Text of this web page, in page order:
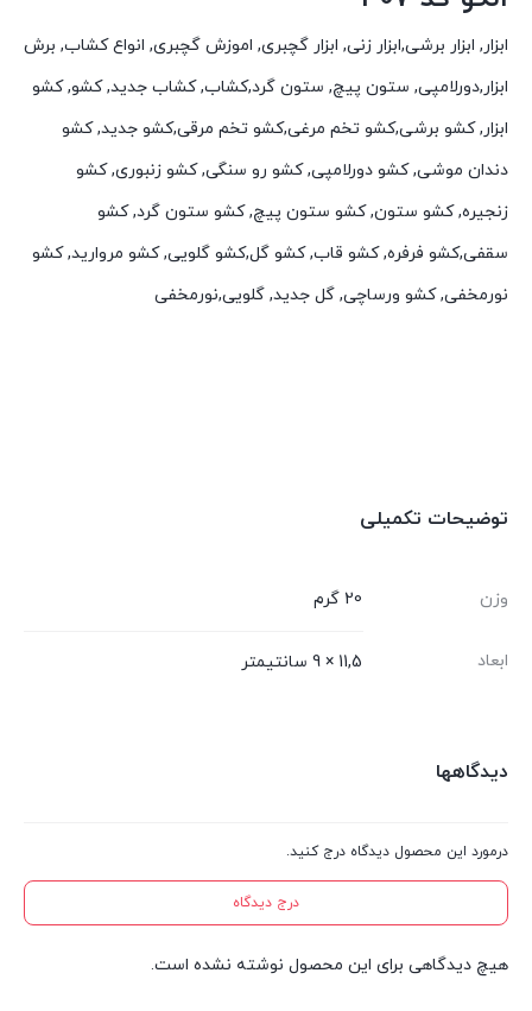
ابزار, ابزار برشی,ابزار زنی, ابزار گچبری, اموزش گچبری, انواع کشاب, برش
ابزار,دورلامپی, ستون پیچ, ستون گرد,کشاب, کشاب جدید, کشو, کشو
ابزار, کشو برشی,کشو تخم مرغی,کشو تخم مرقی,کشو جدید, کشو
دندان موشی, کشو دورلامپی, کشو رو سنگی, کشو زنبوری, کشو
زنجیره, کشو ستون, کشو ستون پیچ, کشو ستون گرد, کشو
سقفی,کشو فرفره, کشو قاب, کشو گل,کشو گلویی, کشو مروارید, کشو
نورمخفی, کشو ورساچی, گل جدید, گلویی,نورمخفی
توضیحات تکمیلی
وزن 20 گرم
ابعاد 11,5 × 9 سانتیمتر
دیدگاهها
درمورد این محصول دیدگاه درج کنید.
درج دیدگاه
هیچ دیدگاهی برای این محصول نوشته نشده است.